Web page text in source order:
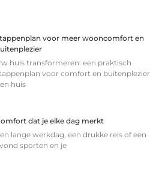
voor meer wooncomfort en
huis transformeren: een praktisch
voor comfort en buitenplezier
huis
dat je elke dag merkt
lange werkdag, een drukke reis of een
sporten en je